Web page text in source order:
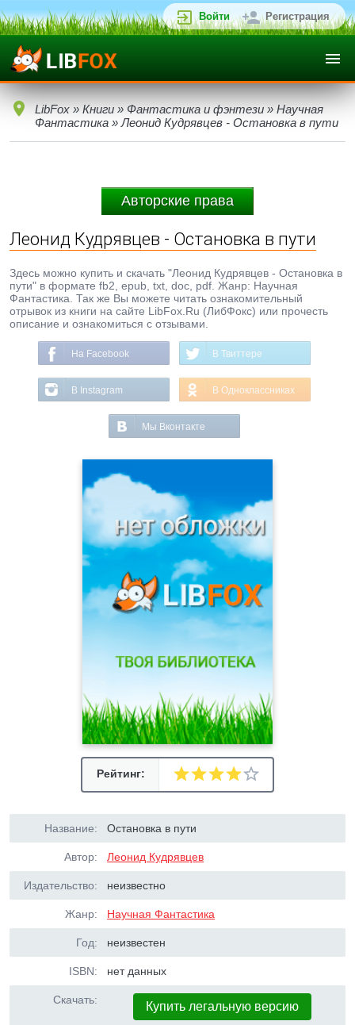
Войти Регистрация
LibFox » Книги » Фантастика и фэнтези » Научная
Фантастика » Леонид Кудрявцев - Остановка в пути
Авторские права
Леонид Кудрявцев - Остановка в пути
Здесь можно купить и скачать "Леонид Кудрявцев - Остановка в
пути" в формате fb2, epub, txt, doc, pdf. Жанр: Научная
Фантастика. Так же Вы можете читать ознакомительный
отрывок из книги на сайте LibFox.Ru (ЛибФокс) или прочесть
описание и ознакомиться с отзывами.
На Facebook В Твиттере
В Instagram В Одноклассниках
Мы Вконтакте
Рейтинг:
Название: Остановка в пути
Автор: Леонид Кудрявцев
Издательство: неизвестно
Жанр: Научная Фантастика
Год: неизвестен
ISBN: нет данных
Скачать: Купить легальную версию